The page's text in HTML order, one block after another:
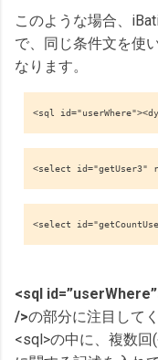
このような場合、
で、同じ条件文を使
なります。
<sql
<select id="getUser3"
<select
<sql
/>の部分に注目してく
<sql>の中に、複数回